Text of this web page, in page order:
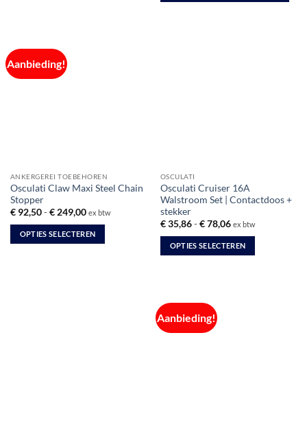
variaties.
Deze
optie
Aanbieding!
ANKERGEREI TOEBEHOREN
Osculati Claw Maxi Steel Chain
Stopper
€92,50 - €249,00Prijsklasse:
tot
€ 249,00
ex btw
OPTIES SELECTEREN
OSCULATI
Osculati Cruiser 16A
Walstroom Set | Contactdoos +
stekker
€35,86 - €78,06Prijsklasse:
tot
€ 78,06
ex btw
OPTIES SELECTEREN
meerdere
variaties.
Deze
Aanbieding!